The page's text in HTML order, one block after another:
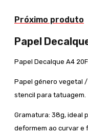
Próximo produto
Papel
Papel Decalque A4
Papel género vegetal
stencil para tatuagem.
Gramatura: 38g, ideal
deformem ao curvar e